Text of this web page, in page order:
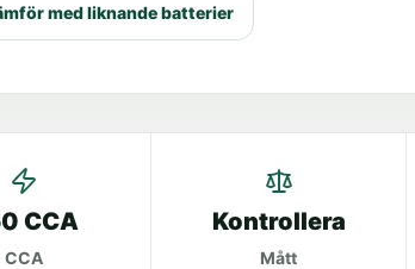
med liknande batterier
CCA
CCA
Kontrollera
Mått